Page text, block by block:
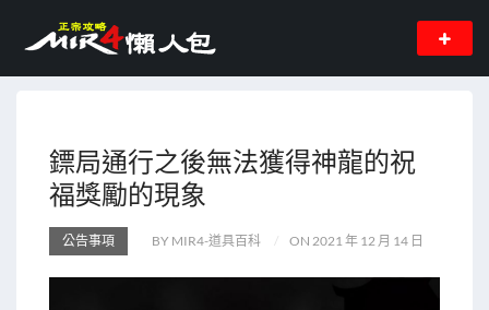
鏢局通行之後無法獲得神龍的祝
福獎勵的現象
公告事項 BY MIR4-道具百科 ON 2021 年 12 月 14 日